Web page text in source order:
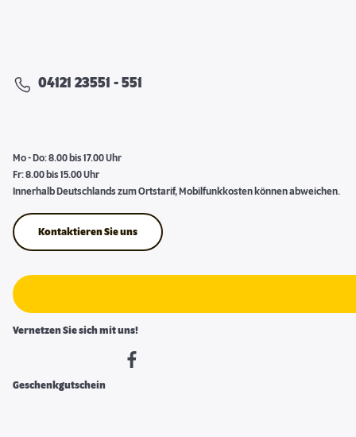
04121 23551 - 551
Mo - Do: 8.00 bis 17.00 Uhr
Fr: 8.00 bis 15.00 Uhr
Innerhalb Deutschlands zum Ortstarif, Mobilfunkkosten können abweichen.
Kontaktieren Sie uns
Vernetzen Sie sich mit uns!
Geschenkgutschein